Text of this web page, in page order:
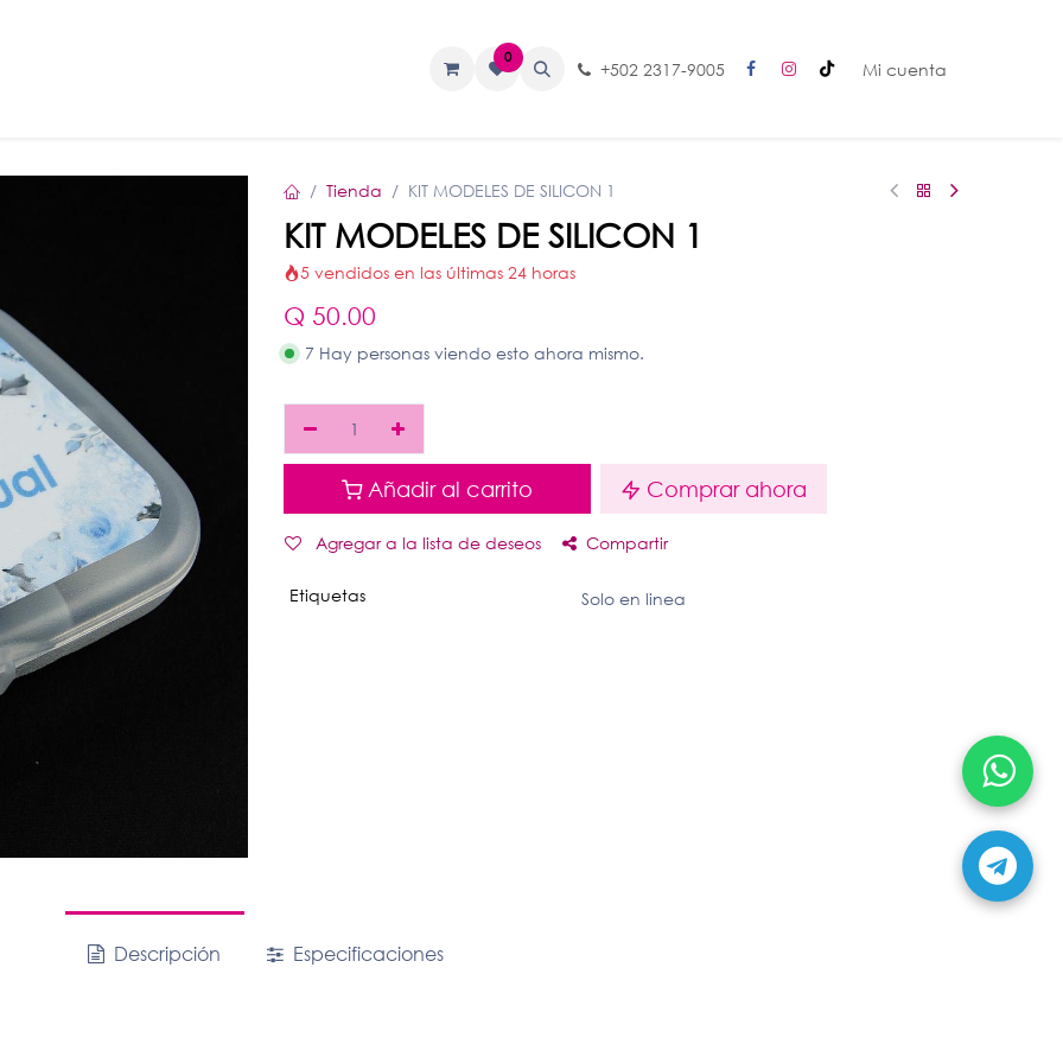
0
+502 2317-9005 Mi cuenta
Tienda KIT MODELES DE SILICON 1
KIT MODELES DE SILICON 1
5 vendidos en las últimas 24 horas
Q 50.00
7 Hay personas viendo esto ahora mismo.
Añadir al carrito Comprar ahora
Agregar a la lista de deseos Compartir
Etiquetas Solo en linea
Descripción Especificaciones